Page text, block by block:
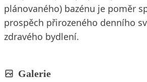
plánovaného) bazénu je poměr
prospěch přirozeného denního
zdravého bydlení.
Galerie